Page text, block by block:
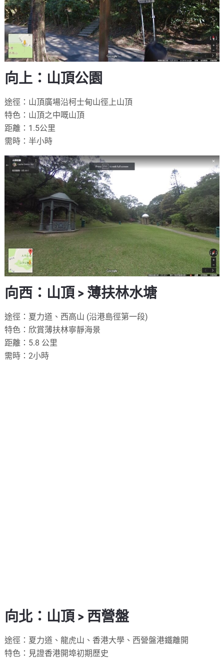
向上：山頂公園
途徑：山頂廣場沿柯士甸山徑上山頂
特色：山頂之中嘅山頂
距離：1.5公里
需時：半小時
向西：山頂 > 薄扶林水塘
途徑：夏力道、西高山 (沿港島徑第一段)
特色：欣賞薄扶林寧靜海景
距離：5.8 公里
需時：2小時
向北：山頂 > 西營盤
途徑：夏力道、龍虎山、香港大學、西營盤港鐵離開
特色：見證香港開埠初期歷史